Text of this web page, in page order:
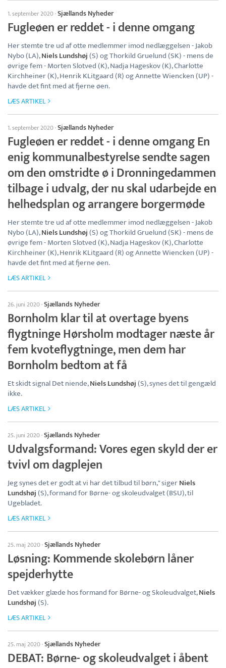
1. september 2020·Sjællands Nyheder
Fugleøen er reddet - i denne omgang
Her stemte tre ud af otte medlemmer imod nedlæggelsen - Jakob
Nybo (LA),Niels Lundshøj(S) og Thorkild Gruelund (SK) - mens de
øvrige fem - Morten Slotved (K), Nadja Hageskov (K), Charlotte
Kirchheiner (K), Henrik KLitgaard (R) og Annette Wiencken (UP) -
havde det fint med at fjerne øen.
LÆS ARTIKEL
1. september 2020·Sjællands Nyheder
Fugleøen er reddet - i denne omgang En
enig kommunalbestyrelse sendte sagen
om den omstridte ø i Dronningedammen
tilbage i udvalg, der nu skal udarbejde en
helhedsplan og arrangere borgermøde
Her stemte tre ud af otte medlemmer imod nedlæggelsen - Jakob
Nybo (LA),Niels Lundshøj(S) og Thorkild Gruelund (SK) - mens de
øvrige fem - Morten Slotved (K), Nadja Hageskov (K), Charlotte
Kirchheiner (K), Henrik KLitgaard (R) og Annette Wiencken (UP) -
havde det fint med at fjerne øen.
LÆS ARTIKEL
26. juni 2020·Sjællands Nyheder
Bornholm klar til at overtage byens
flygtninge Hørsholm modtager næste år
fem kvoteflygtninge, men dem har
Bornholm bedtom at få
Et skidt signal Det niende,Niels Lundshøj(S), synes det til gengæld
ikke.
LÆS ARTIKEL
25. juni 2020·Sjællands Nyheder
Udvalgsformand: Vores egen skyld der er
tvivl om dagplejen
Jeg synes det er godt at vi har det tilbud til børn," sigerNiels
Lundshøj(S), formand for Børne- og skoleudvalget (BSU), til
Ugebladet.
LÆS ARTIKEL
25. maj 2020·Sjællands Nyheder
Løsning: Kommende skolebørn låner
spejderhytte
Det vækker glæde hos formand for Børne- og Skoleudvalget,Niels
Lundshøj(S).
LÆS ARTIKEL
25. maj 2020·Sjællands Nyheder
DEBAT: Børne- og skoleudvalget i åbent